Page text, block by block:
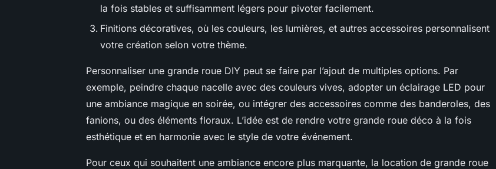
la fois stables et suffisamment légers pour pivoter facilement.
Finitions décoratives, où les couleurs, les lumières, et autres accessoires personnalisent
votre création selon votre thème.
Personnaliser une grande roue DIY peut se faire par l’ajout de multiples options. Par
exemple, peindre chaque nacelle avec des couleurs vives, adopter un éclairage LED pour
une ambiance magique en soirée, ou intégrer des accessoires comme des banderoles, des
fanions, ou des éléments floraux. L’idée est de rendre votre grande roue déco à la fois
esthétique et en harmonie avec le style de votre événement.
Pour ceux qui souhaitent une ambiance encore plus marquante, la location de grande roue